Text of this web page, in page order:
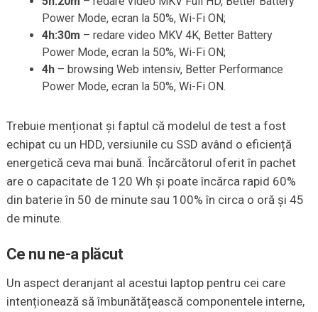
Power Mode, ecran la 50%, Wi-Fi ON;
4h:30m – redare video MKV 4K, Better Battery
Power Mode, ecran la 50%, Wi-Fi ON;
4h– browsing Web intensiv, Better Performance
Power Mode, ecran la 50%, Wi-Fi ON.
Trebuie menționat și faptul că modelul de test a fost
echipat cu un HDD, versiunile cu SSD având o eficiență
energetică ceva mai bună. Încărcătorul oferit în pachet
are o capacitate de 120 Wh și poate încărca rapid 60%
din baterie în 50 de minute sau 100% în circa o oră și 45
de minute.
Ce nu ne-a plăcut
Un aspect deranjant al acestui laptop pentru cei care
intenționează să îmbunătățească componentele interne,